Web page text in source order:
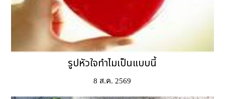
รูปหัวใจทำไมเป็นแบบนี้
8 ส.ค. 2569